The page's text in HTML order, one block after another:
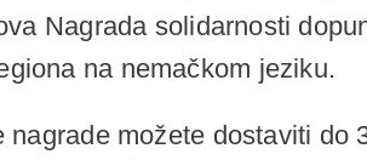
Nagrada solidarnosti
na nemačkom jeziku.
možete dostaviti do